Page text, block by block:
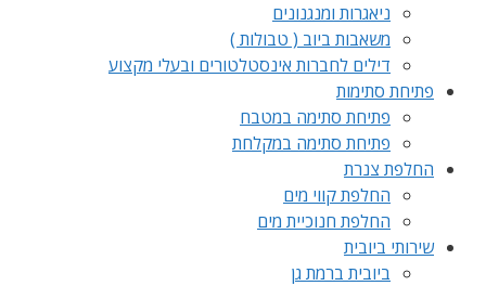
ניאגרות ומנגנונים
משאבות ביוב ( טבולות )
דילים לחברות אינסטלטורים ובעלי מקצוע
פתיחת סתימות
פתיחת סתימה במטבח
פתיחת סתימה במקלחת
החלפת צנרת
החלפת קווי מים
החלפת חנוכיית מים
שירותי ביובית
ביובית ברמת גן